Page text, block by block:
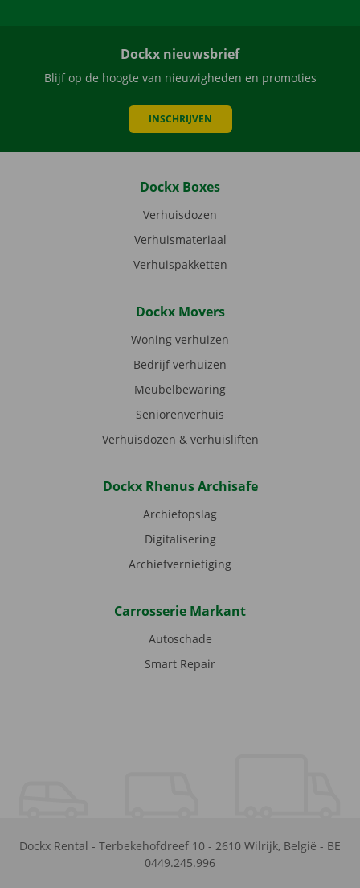
Dockx nieuwsbrief
Blijf op de hoogte van nieuwigheden en promoties
INSCHRIJVEN
Dockx Boxes
Verhuisdozen
Verhuismateriaal
Verhuispakketten
Dockx Movers
Woning verhuizen
Bedrijf verhuizen
Meubelbewaring
Seniorenverhuis
Verhuisdozen & verhuisliften
Dockx Rhenus Archisafe
Archiefopslag
Digitalisering
Archiefvernietiging
Carrosserie Markant
Autoschade
Smart Repair
Dockx Rental - Terbekehofdreef 10 - 2610 Wilrijk, België - BE
0449.245.996